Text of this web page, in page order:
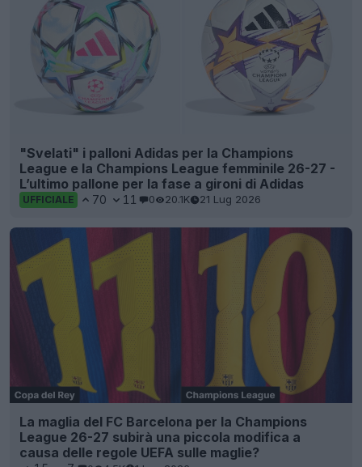
"Svelati" i palloni Adidas per la Champions
League e la Champions League femminile 26-27 -
L’ultimo pallone per la fase a gironi di Adidas
UFFICIALE 70 11 0 20.1K 21 Lug 2026
La maglia del FC Barcelona per la Champions
League 26-27 subirà una piccola modifica a
causa delle regole UEFA sulle maglie?